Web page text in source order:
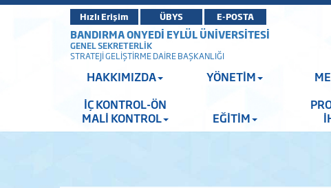
Hızlı Erişim ÜBYS E-POSTA
BANDIRMA ONYEDİ EYLÜL ÜNİVERSİTESİ
GENEL SEKRETERLİK
STRATEJİ GELİŞTİRME DAİRE BAŞKANLIĞI
HAKKIMIZDA YÖNETİM
İÇ KONTROL-ÖN
MALİ KONTROL
EĞİTİM